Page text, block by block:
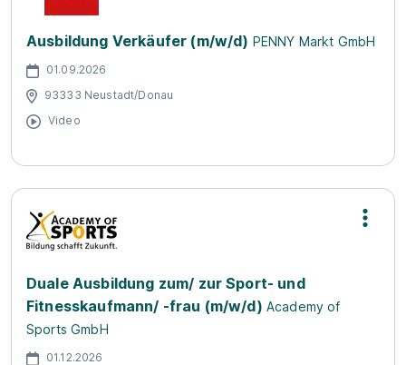
Ausbildung Verkäufer (m/w/d) PENNY Markt GmbH
01.09.2026
93333 Neustadt/Donau
Video
Duale Ausbildung zum/ zur Sport- und
Fitnesskaufmann/ -frau (m/w/d) Academy of
Sports GmbH
01.12.2026